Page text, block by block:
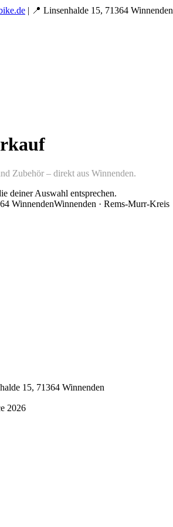
| 📍 Linsenhalde 15, 71364 Winnenden
Zubehör – direkt aus Winnenden.
deiner Auswahl entsprechen.
WinnendenWinnenden · Rems-Murr-Kreis
15, 71364 Winnenden
2026